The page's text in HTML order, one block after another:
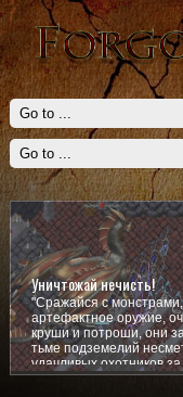
Уничтожай нечисть!
"Сражайся с монстрами,
артефактное оружие,
круши и потроши, они
тьме подземелий
удачливых охотников
покажи им кто тут